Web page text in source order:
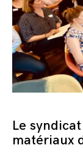
Le
matériaux